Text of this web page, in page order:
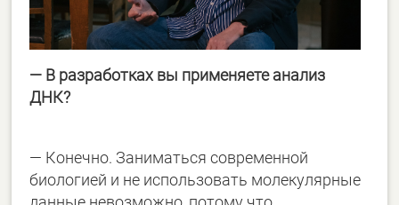
— В разработках вы применяете анализ
ДНК?
— Конечно. Заниматься современной
биологией и не использовать молекулярные